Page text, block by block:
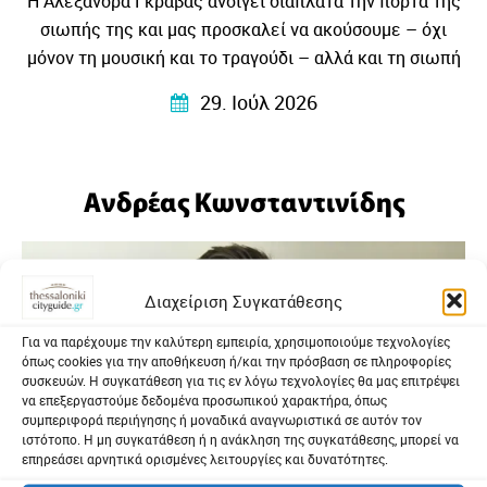
Διαχείριση Συγκατάθεσης
Για να παρέχουμε την καλύτερη εμπειρία, χρησιμοποιούμε τεχνολογίες
όπως cookies για την αποθήκευση ή/και την πρόσβαση σε πληροφορίες
συσκευών. Η συγκατάθεση για τις εν λόγω τεχνολογίες θα μας επιτρέψει
να επεξεργαστούμε δεδομένα προσωπικού χαρακτήρα, όπως
συμπεριφορά περιήγησης ή μοναδικά αναγνωριστικά σε αυτόν τον
ιστότοπο. Η μη συγκατάθεση ή η ανάκληση της συγκατάθεσης, μπορεί να
επηρεάσει αρνητικά ορισμένες λειτουργίες και δυνατότητες.
σιωπής της και μας προσκαλεί να ακούσουμε – όχι
μόνον τη μουσική και το τραγούδι – αλλά και τη σιωπή
29. Ιούλ 2026
Ανδρέας Κωνσταντινίδης